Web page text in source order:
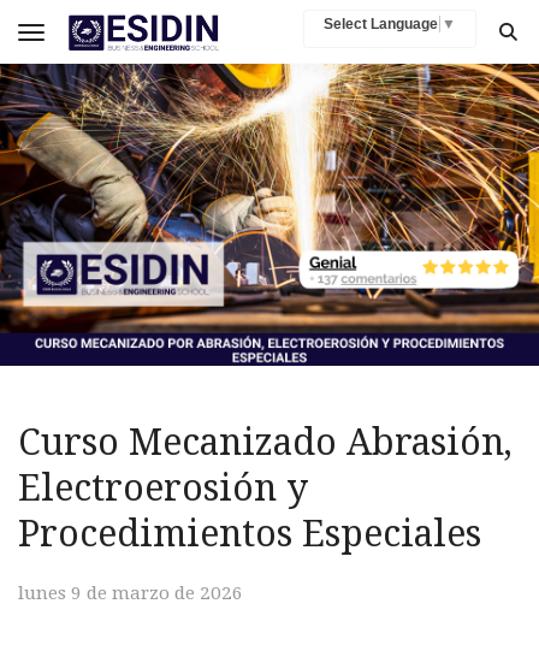
Select Language ▼
Toggle navigation
Curso Mecanizado Abrasión,
Electroerosión y
Procedimientos Especiales
lunes 9 de marzo de 2026